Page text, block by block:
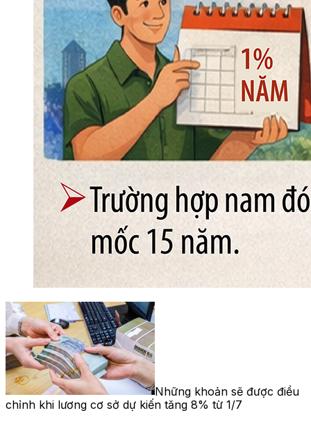
Những khoản sẽ được điều
chỉnh khi lương cơ sở dự kiến tăng 8% từ 1/7